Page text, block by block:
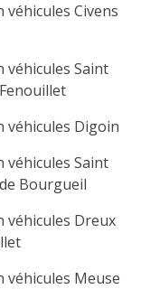
véhicules Civens
véhicules Saint
véhicules Digoin
véhicules Saint
Bourgueil
véhicules Dreux
véhicules Meuse